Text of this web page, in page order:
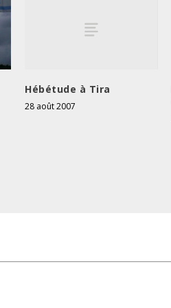
Hébétude à Tira
28 août 2007